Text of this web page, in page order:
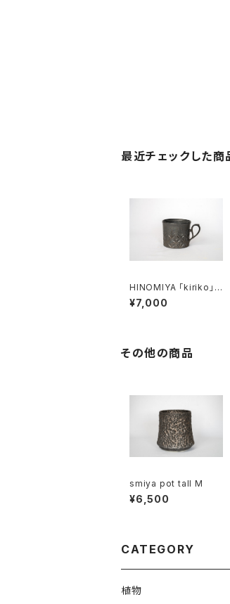
最近チェックした商
HINOMIYA ｢kiriko」
mug cup
¥7,000
その他の商品
smiya pot tall M
¥6,500
CATEGORY
植物